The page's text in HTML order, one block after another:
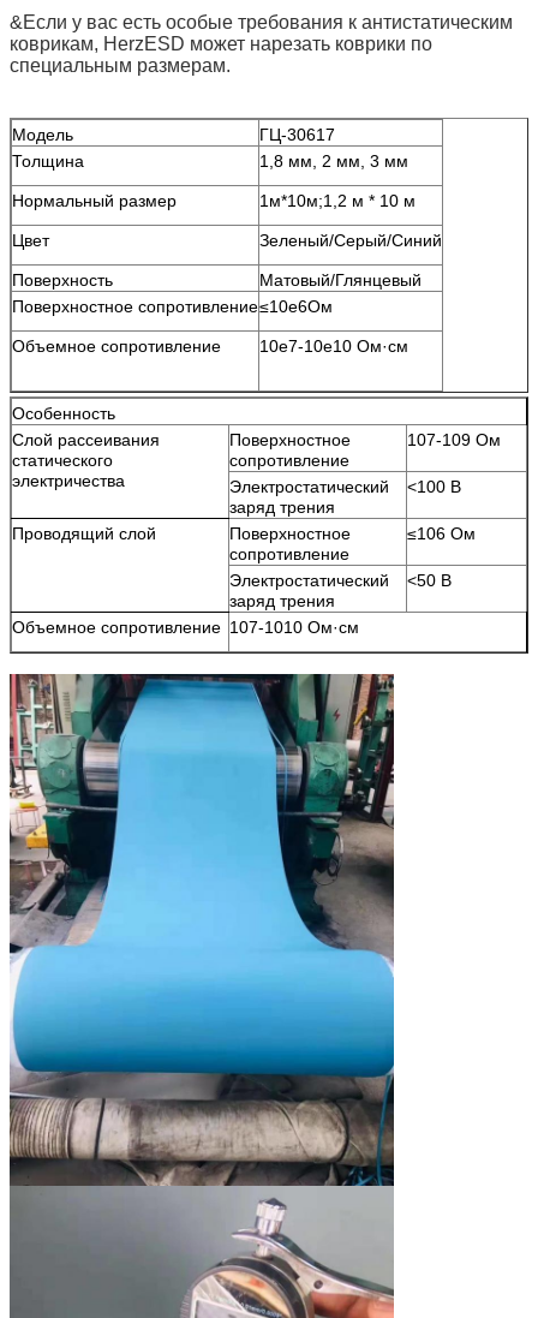
&Если у вас есть особые требования к антистатическим
коврикам, HerzESD может нарезать коврики по
специальным размерам.
Модель
ГЦ-30617
Толщина
1,8 мм, 2 мм, 3 мм
Нормальный размер 1м*10м;1,2 м * 10 м
Цвет Зеленый/Серый/Синий
Поверхность
Матовый/Глянцевый
Поверхностное сопротивление≤10e6Ом
Объемное сопротивление 10e7-10e10 Ом·см
Особенность
Слой рассеивания
статического
электричества
Поверхностное
сопротивление
107-109 Ом
Электростатический
заряд трения
<100 В
Проводящий слой
Поверхностное
сопротивление
≤106 Ом
Электростатический
заряд трения
<50 В
Объемное сопротивление 107-1010 Ом·см